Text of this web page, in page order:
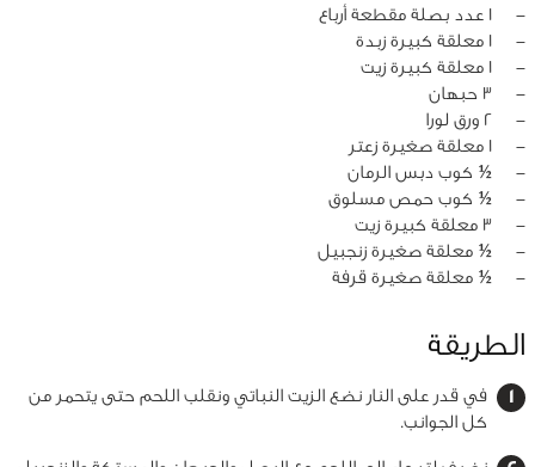
‏-
1 عدد بصلة مقطعة أرباع
‏-
1 معلقة كبيرة زبدة
‏-
1 معلقة كبيرة زيت
‏-
3 حبهان
‏-
2 ورق لورا
‏-
1 معلقة صغيرة زعتر
‏-
½ كوب دبس الرمان
‏-
½ كوب حمص مسلوق
‏-
3 معلقة كبيرة زيت
‏-
½ معلقة صغيرة زنجبيل
‏-
½ معلقة صغيرة قرفة
الطريقة
في قدر على النار نضع الزيت النباتي ونقلب اللحم حتى يتحمر من
كل الجوانب.